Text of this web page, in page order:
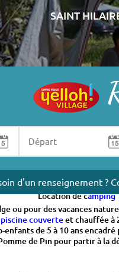
SAINT
d'un renseignement ?
accueille de mi-avril a mi-
200 mètres de la plage
Location de camping
ou pour des vacances
piscine couverteet chauffée à
de 5 à 10 ans
de Pin pour partir à